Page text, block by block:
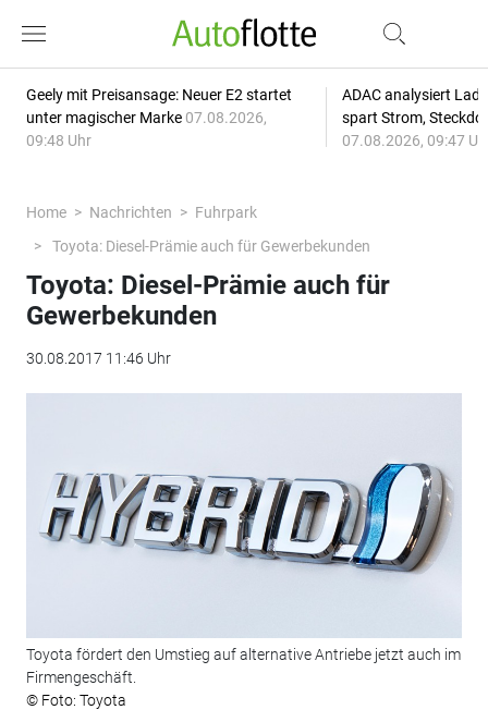
Geely mit Preisansage: Neuer E2 startet
unter magischer Marke 07.08.2026,
09:48 Uhr
ADAC analysiert
spart Strom,
07.08.2026, 09:47
Home Nachrichten
Fuhrpark
Toyota: Diesel-Prämie auch für Gewerbekunden
Toyota: Diesel-Prämie auch für
Gewerbekunden
30.08.2017 11:46 Uhr
Toyota fördert den Umstieg auf alternative Antriebe jetzt auch im
Firmengeschäft.
© Foto: Toyota